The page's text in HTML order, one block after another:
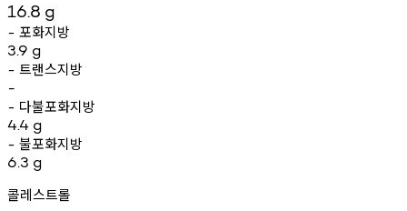
16.8 g
- 포화지방
3.9 g
- 트랜스지방
-
- 다불포화지방
4.4 g
- 불포화지방
6.3 g
콜레스트롤